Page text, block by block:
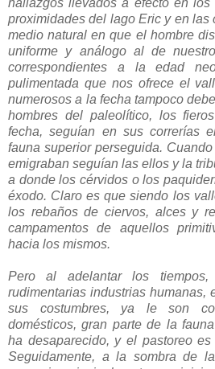
proximidades del lago Eric y en las
medio natural en que el hombre
uniforme y análogo al de
correspondientes a la edad
pulimentada que nos ofrece el
numerosos a la fecha tampoco
hombres del paleolítico, los
fecha, seguían en sus correrías
fauna superior perseguida.
emigraban seguían las ellos y la
a donde los cérvidos o los
éxodo. Claro es que siendo los
los rebaños de ciervos, alces y
campamentos de aquellos
hacia los mismos.
Pero al adelantar los tiempos,
rudimentarias industrias humanas,
sus costumbres, ya le son
domésticos, gran parte de la
ha desaparecido, y el pastoreo
Seguidamente, a la sombra de